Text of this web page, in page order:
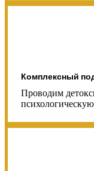
Комплексный
Проводим